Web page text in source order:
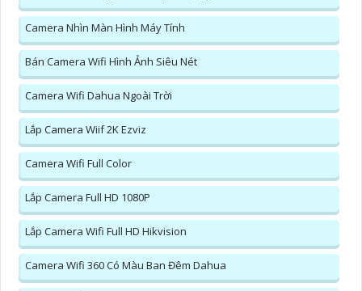
Camera Nhìn Màn Hình Máy Tính
Bán Camera Wifi Hình Ảnh Siêu Nét
Camera Wifi Dahua Ngoài Trời
Lắp Camera Wiif 2K Ezviz
Camera Wifi Full Color
Lắp Camera Full HD 1080P
Lắp Camera Wifi Full HD Hikvision
Camera Wifi 360 Có Màu Ban Đêm Dahua